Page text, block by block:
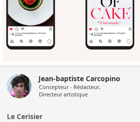
Jean-baptiste Carcopino
Concepteur - Rédacteur,
Directeur artistique
Le Cerisier